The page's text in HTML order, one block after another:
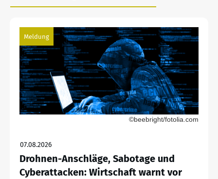
Meldung
©beebright/fotolia.com
07.08.2026
Drohnen-Anschläge, Sabotage und
Cyberattacken: Wirtschaft warnt vor